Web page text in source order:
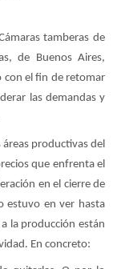
tamberas de
de Buenos Aires,
con el fin de retomar
las demandas y
áreas productivas del
que enfrenta el
en el cierre de
estuvo en ver hasta
la producción están
En concreto: